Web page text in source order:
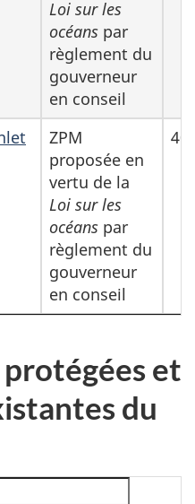
Loi sur les
océans par
règlement du
gouverneur
en conseil
ZPM
proposée en
vertu de la
Loi sur les
océans par
règlement du
gouverneur
en conseil
et
du
de page